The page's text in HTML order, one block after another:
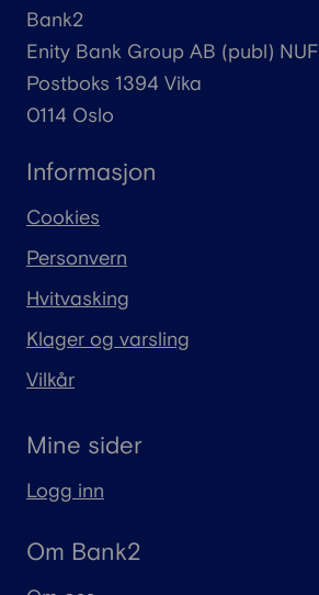
Bank2
Enity Bank Group AB (publ) NUF
Postboks 1394 Vika
0114 Oslo
Informasjon
Cookies
Personvern
Hvitvasking
Klager og varsling
Vilkår
Mine sider
Logg inn
Om Bank2